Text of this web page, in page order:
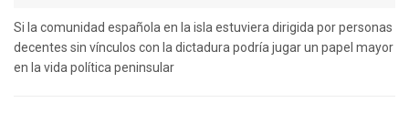
Si la comunidad española en la isla estuviera dirigida por personas
decentes sin vínculos con la dictadura podría jugar un papel mayor
en la vida política peninsular